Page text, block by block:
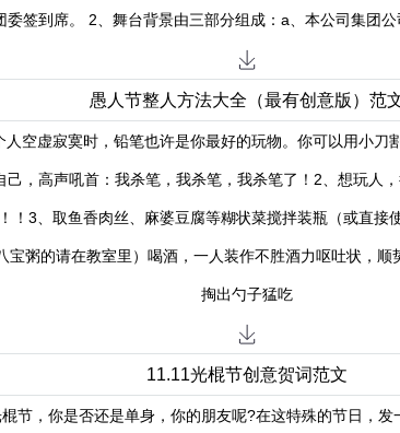
委签到席。 2、舞台背景由三部分组成：a、本公司集团
愚人节整人方法大全（最有创意版）范
人空虚寂寞时，铅笔也许是你最好的玩物。你可以用小刀
己，高声吼首：我杀笔，我杀笔，我杀笔了！2、想玩人
！3、取鱼香肉丝、麻婆豆腐等糊状菜搅拌装瓶（或直接
宝粥的请在教室里）喝酒，一人装作不胜酒力呕吐状，顺
掏出勺子猛吃
11.11光棍节创意贺词范文
节，你是否还是单身，你的朋友呢?在这特殊的节日，发